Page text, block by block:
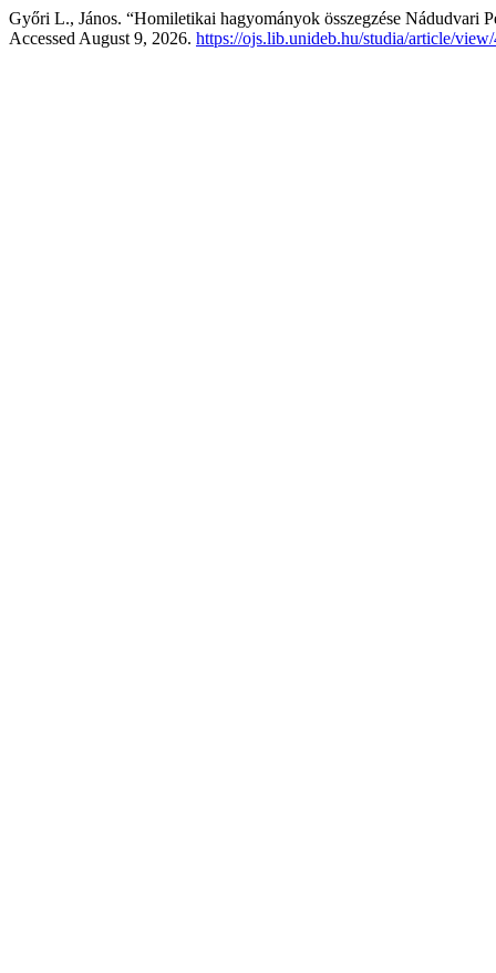
Győri L., János. “Homiletikai hagyományok összegzése Nádudvari
Accessed August 9, 2026. https://ojs.lib.unideb.hu/studia/article/